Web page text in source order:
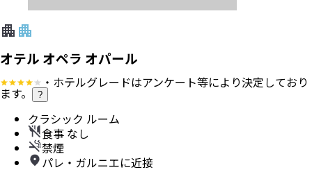
オテル オペラ オパール
・ホテルグレードはアンケート等により決定しており
ます。 ?
クラシック ルーム
食事 なし
禁煙
パレ・ガルニエに近接